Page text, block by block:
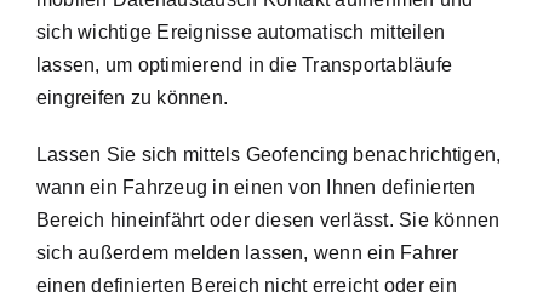
sich wichtige Ereignisse automatisch mitteilen
lassen, um optimierend in die Transportabläufe
eingreifen zu können.
Lassen Sie sich mittels Geofencing benachrichtigen,
wann ein Fahrzeug in einen von Ihnen definierten
Bereich hineinfährt oder diesen verlässt. Sie können
sich außerdem melden lassen, wenn ein Fahrer
einen definierten Bereich nicht erreicht oder ein